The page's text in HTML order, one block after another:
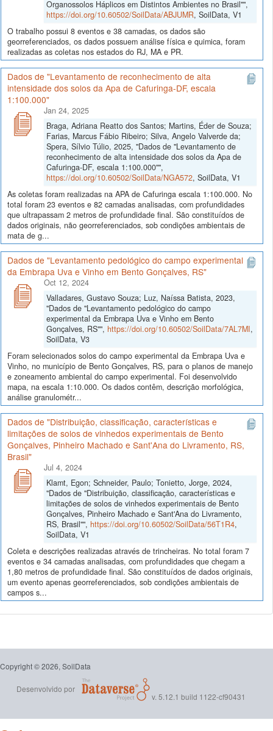
Organossolos Háplicos em Distintos Ambientes no Brasil"",
https://doi.org/10.60502/SoilData/ABJUMR, SoilData, V1
O trabalho possui 8 eventos e 38 camadas, os dados são
georreferenciados, os dados possuem análise física e quimica, foram
realizadas as coletas nos estados do RJ, MA e PR.
Dados de "Levantamento de reconhecimento de alta
intensidade dos solos da Apa de Cafuringa-DF, escala
1:100.000"
Jan 24, 2025
Braga, Adriana Reatto dos Santos; Martins, Éder de Souza;
Farias, Marcus Fábio Ribeiro; Silva, Angelo Valverde da;
Spera, Sílvio Túlio, 2025, "Dados de "Levantamento de
reconhecimento de alta intensidade dos solos da Apa de
Cafuringa-DF, escala 1:100.000"",
https://doi.org/10.60502/SoilData/NGA572, SoilData, V1
As coletas foram realizadas na APA de Cafuringa escala 1:100.000. No
total foram 23 eventos e 82 camadas analisadas, com profundidades
que ultrapassam 2 metros de profundidade final. São constituídos de
dados originais, não georreferenciados, sob condições ambientais de
mata de g...
Dados de "Levantamento pedológico do campo experimental
da Embrapa Uva e Vinho em Bento Gonçalves, RS"
Oct 12, 2024
Valladares, Gustavo Souza; Luz, Naíssa Batista, 2023,
"Dados de "Levantamento pedológico do campo
experimental da Embrapa Uva e Vinho em Bento
Gonçalves, RS"", https://doi.org/10.60502/SoilData/7AL7MI,
SoilData, V3
Foram selecionados solos do campo experimental da Embrapa Uva e
Vinho, no município de Bento Gonçalves, RS, para o planos de manejo
e zoneamento ambiental do campo experimental. Foi desenvolvido
mapa, na escala 1:10.000. Os dados contêm, descrição morfológica,
análise granulométr...
Dados de "Distribuição, classificação, características e
limitações de solos de vinhedos experimentais de Bento
Gonçalves, Pinheiro Machado e Sant'Ana do Livramento, RS,
Brasil"
Jul 4, 2024
Klamt, Egon; Schneider, Paulo; Tonietto, Jorge, 2024,
"Dados de "Distribuição, classificação, características e
limitações de solos de vinhedos experimentais de Bento
Gonçalves, Pinheiro Machado e Sant'Ana do Livramento,
RS, Brasil"", https://doi.org/10.60502/SoilData/56T1R4,
SoilData, V1
Coleta e descrições realizadas através de trincheiras. No total foram 7
eventos e 34 camadas analisadas, com profundidades que chegam a
1,80 metros de profundidade final. São constituídos de dados originais,
um evento apenas georreferenciados, sob condições ambientais de
campos s...
Copyright © 2026, SoilData
Desenvolvido por
v. 5.12.1 build 1122-cf90431